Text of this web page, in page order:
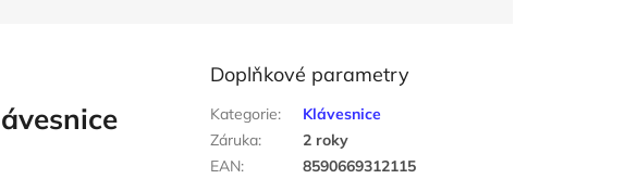
Doplňkové parametry
Kategorie:
Klávesnice
Záruka:
2 roky
EAN: 8590669312115